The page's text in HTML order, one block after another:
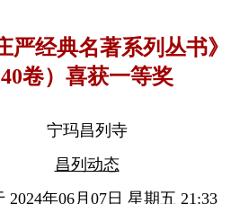
严经典名著系列丛书》
40卷）喜获一等奖
宁玛昌列寺
昌列动态
2024年06月07日 星期五 21:33